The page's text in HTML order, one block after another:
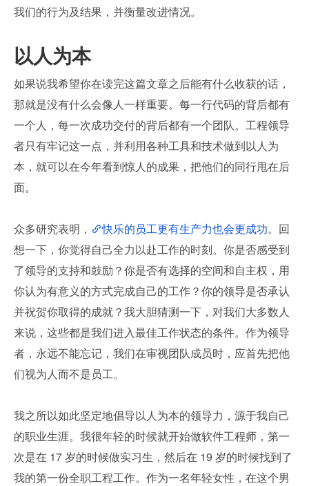
我们的行为及结果，并衡量改进情况。
以人为本
如果说我希望你在读完这篇文章之后能有什么收获的话，
那就是没有什么会像人一样重要。每一行代码的背后都有
一个人，每一次成功交付的背后都有一个团队。工程领导
者只有牢记这一点，并利用各种工具和技术做到以人为
本，就可以在今年看到惊人的成果，把他们的同行甩在后
面。
众多研究表明， 快乐的员工更有生产力也会更成功。回
想一下，你觉得自己全力以赴工作的时刻。你是否感受到
了领导的支持和鼓励？你是否有选择的空间和自主权，用
你认为有意义的方式完成自己的工作？你的领导是否承认
并祝贺你取得的成就？我大胆猜测一下，对我们大多数人
来说，这些都是我们进入最佳工作状态的条件。作为领导
者，永远不能忘记，我们在审视团队成员时，应首先把他
们视为人而不是员工。
我之所以如此坚定地倡导以人为本的领导力，源于我自己
的职业生涯。我很年轻的时候就开始做软件工程师，第一
次是在 17 岁的时候做实习生，然后在 19 岁的时候找到了
我的第一份全职工程工作。作为一名年轻女性，在这个男